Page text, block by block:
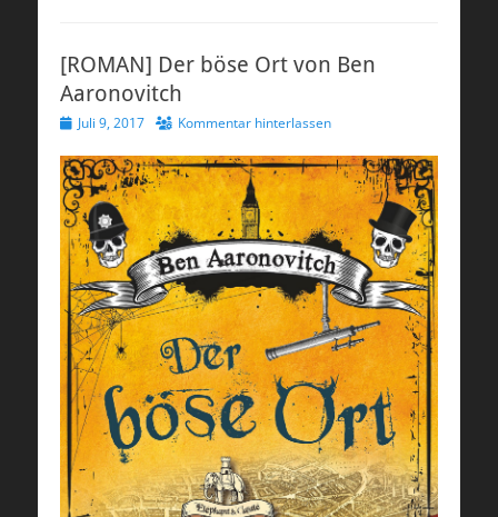
[ROMAN] Der böse Ort von Ben
Aaronovitch
Veröffentlicht
Juli 9, 2017 Kommentar hinterlassen